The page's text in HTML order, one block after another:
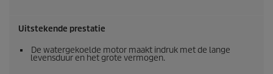
Uitstekende prestatie
De watergekoelde motor maakt indruk met de lange
levensduur en het grote vermogen.